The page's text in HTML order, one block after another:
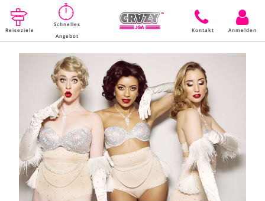
Reiseziele
Schnelles
Angebot
Kontakt Anmelden